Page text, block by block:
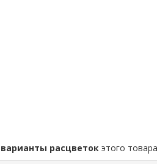
варианты расцветок этого